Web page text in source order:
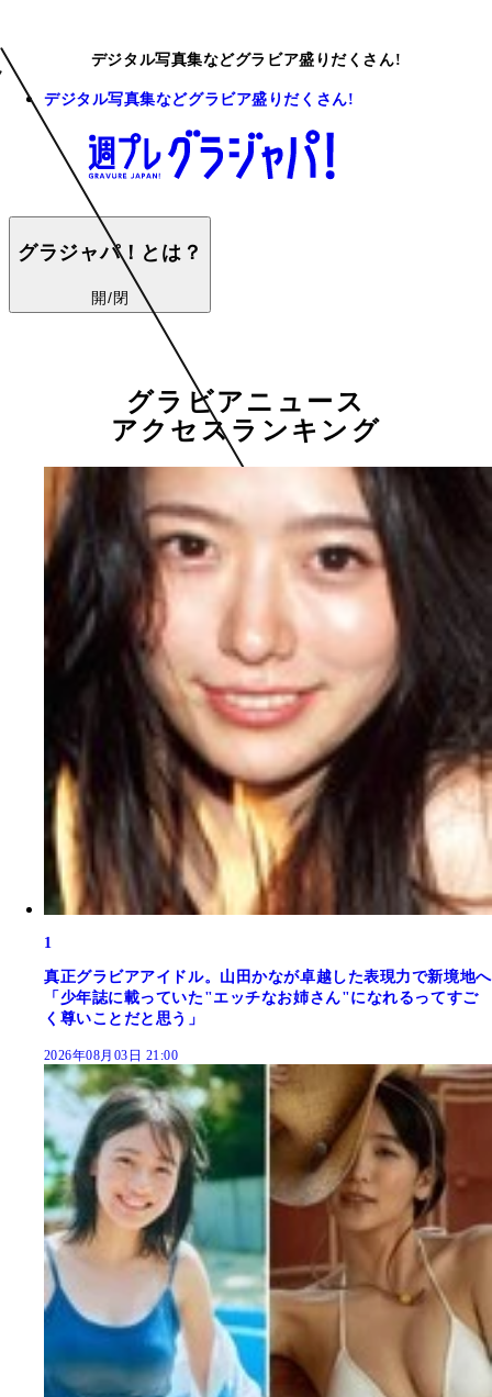
デジタル写真集などグラビア盛りだくさん!
デジタル写真集などグラビア盛りだくさん!
グラジャパ！とは？
開/閉
グラビアニュース
アクセスランキング
1
真正グラビアアイドル。山田かなが卓越した表現力で新境地へ
「少年誌に載っていた"エッチなお姉さん"になれるってすご
く尊いことだと思う」
2026年08月03日 21:00